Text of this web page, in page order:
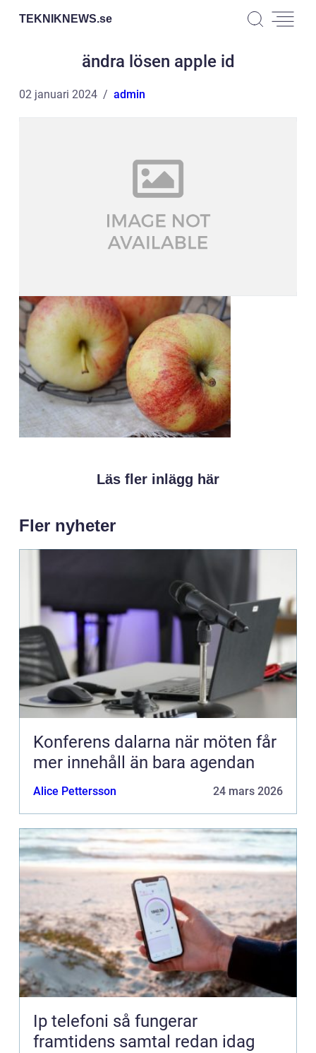
TEKNIKNEWS.se
ändra lösen apple id
02 januari 2024 admin
Läs fler inlägg här
Fler nyheter
Konferens dalarna när möten får
mer innehåll än bara agendan
Alice Pettersson 24 mars 2026
Ip telefoni så fungerar
framtidens samtal redan idag